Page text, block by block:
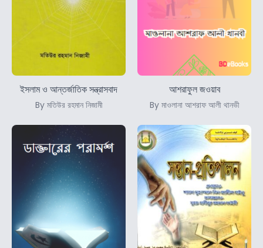
ইসলাম ও আন্তর্জাতিক সন্ত্রাসবাদ
By মতিউর রহমান নিজামী
আশরাফুল জওয়াব
By মাওলানা আশরাফ আলী থানভী